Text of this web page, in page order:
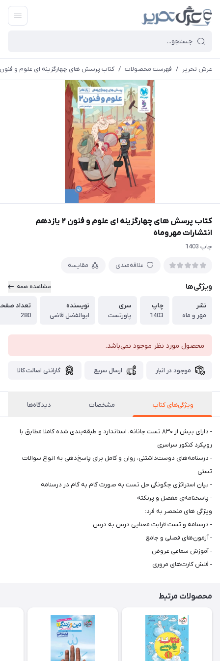
عرش تحریر / فهرست محصولات / کتاب پرسش های چهارگزینه ای علوم و فنون ۲ یازدهم انتشارات
کتاب پرسش های چهارگزینه ای علوم و فنون ۲ یازدهم
انتشارات مهروماه
چاپ 1403
علاقه‌مندی مقایسه
ویژگی‌ها مشاهده همه
نشر
مهر و ماه
چاپ
1403
سری
پاورتست
نویسنده
ابوالفضل قاضی
تعداد
280
محصول مورد نظر موجود نمی‌باشد.
موجود در انبار ارسال سریع گارانتی اصالت کالا
ویژگی‌های کتاب مشخصات دیدگاه‌ها
- دارای بیش از ۸۳۰ تست جانانه، استاندارد و طبقه‌بندی شده کاملا مطابق با
رویکرد کنکور سراسری
- درسنامه‌های دوست‌داشتنی، روان و کامل برای پاسخ‌دهی به انواع سوالات
تستی
- بیان استراتژی چگونگی حل تست به صورت گام به گام در درسنامه
- پاسخنامه‌ی مفصل و پرنکته
ویژگی های منحصر به فرد:
- درسنامه و تست قرابت معنایی درس به درس
- آزمون‌های فصلی و جامع
- آموزش سماعی عروض
- فلش کارت‌های مروری
محصولات مرتبط